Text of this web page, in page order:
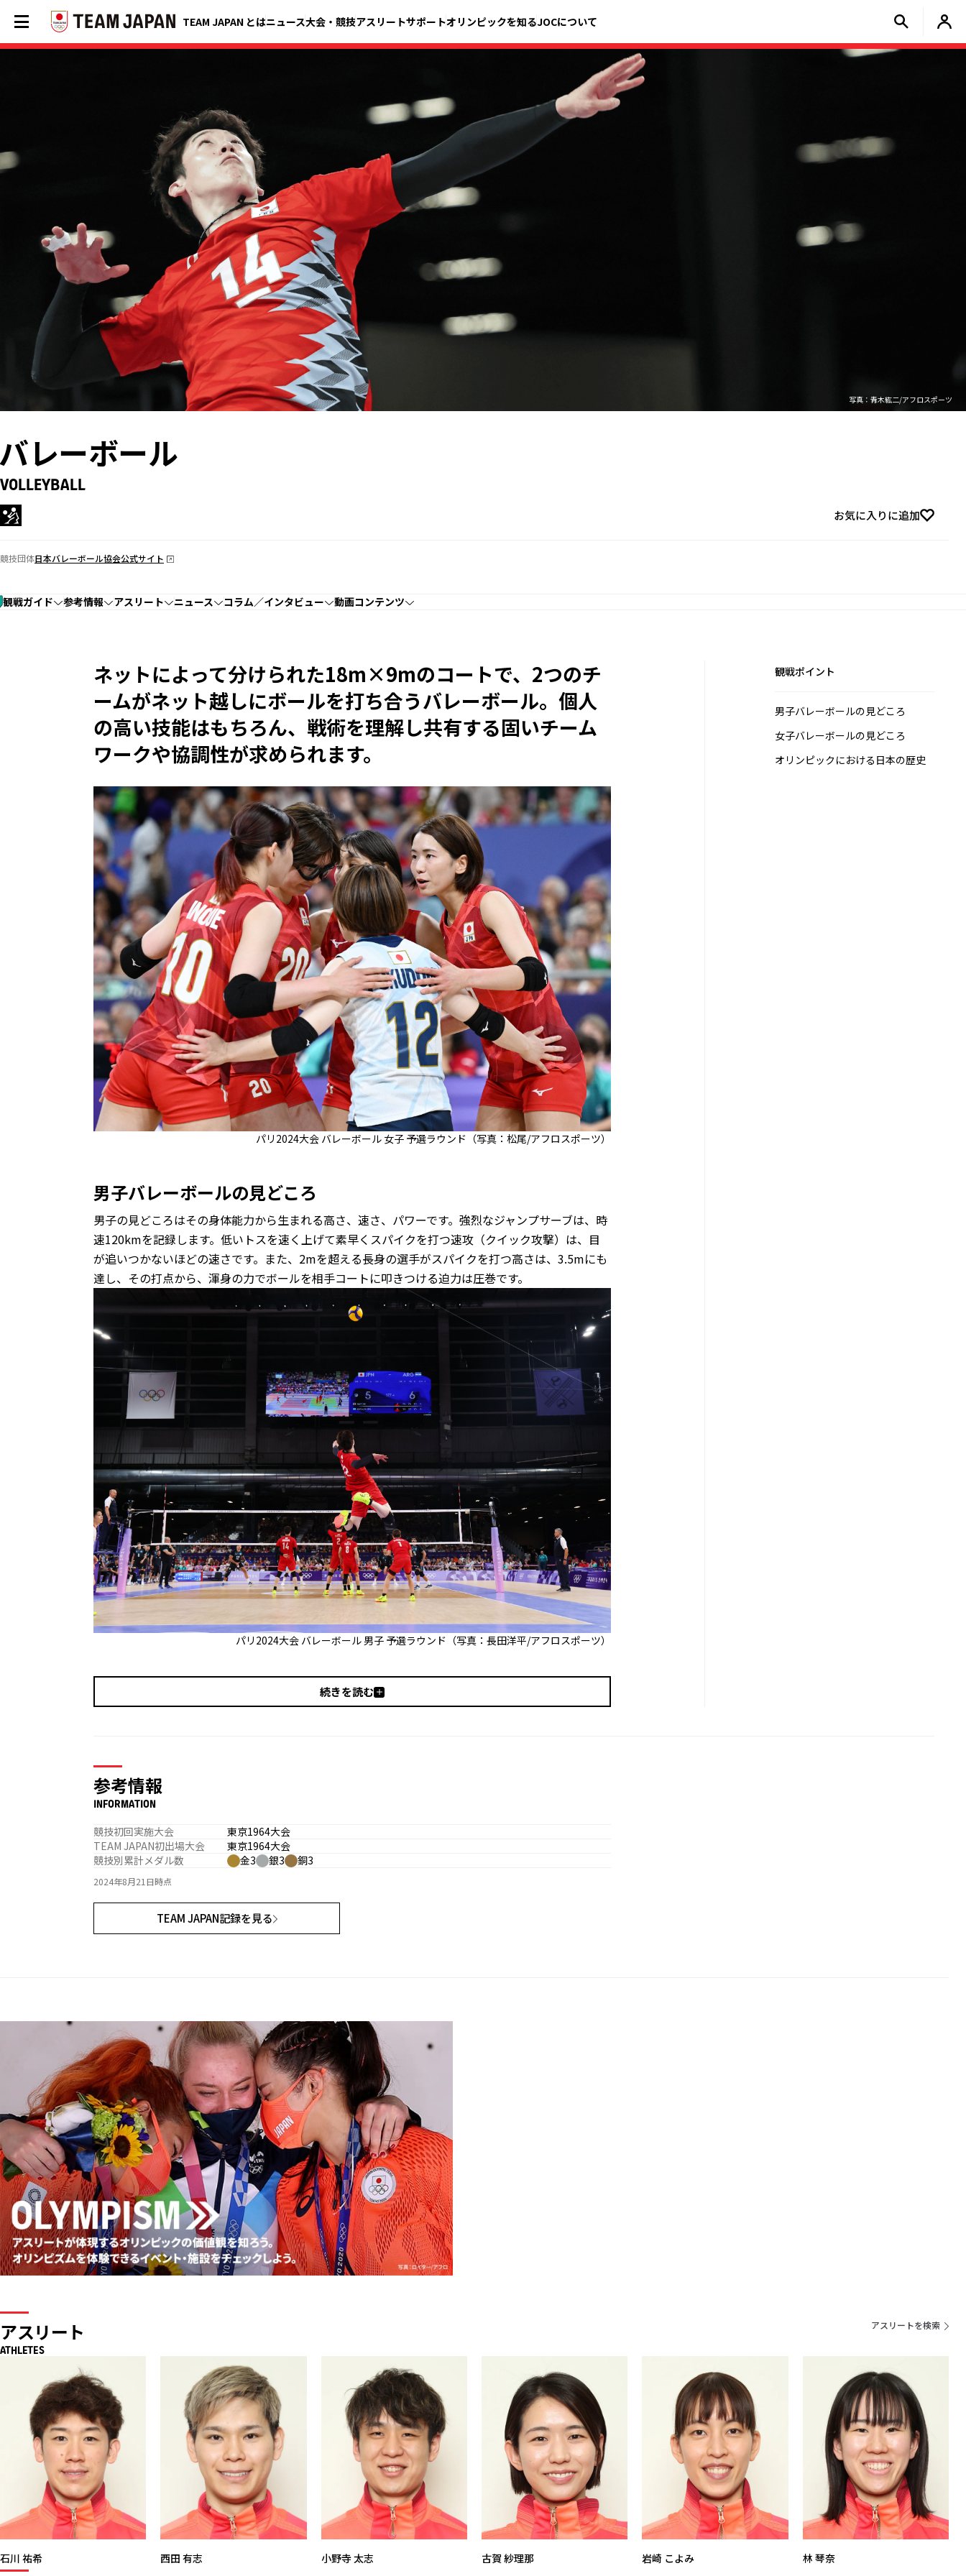
TEAM JAPAN とはニュース大会・競技アスリートサポートオリンピックを知るJOCについて
写真：青木紘二/アフロスポーツ
レーボール
VOLLEYBALL
お気に入りに追加
競技団体日本バレーボール協会公式サイト
観戦ガイド 参考情報 アスリート ニュース コラム／インタビュー 動画コンテンツ
ネットによって分けられた18m×9mのコートで、2つのチ
ームがネット越しにボールを打ち合うバレーボール。個人
の高い技能はもちろん、戦術を理解し共有する固いチーム
ワークや協調性が求められます。
パリ2024大会 バレーボール 女子 予選ラウンド（写真：松尾/アフロスポーツ）
男子バレーボールの見どころ
男子の見どころはその身体能力から生まれる高さ、速さ、パワーです。強烈なジャンプサーブは、時
速120kmを記録します。低いトスを速く上げて素早くスパイクを打つ速攻（クイック攻撃）は、目
が追いつかないほどの速さです。また、2mを超える長身の選手がスパイクを打つ高さは、3.5mにも
達し、その打点から、渾身の力でボールを相手コートに叩きつける迫力は圧巻です。
パリ2024大会 バレーボール 男子 予選ラウンド（写真：長田洋平/アフロスポーツ）
続きを読む
観戦ポイント
男子バレーボールの見どころ
女子バレーボールの見どころ
オリンピックにおける日本の歴史
参考情報
INFORMATION
競技初回実施大会
東京1964大会
TEAM JAPAN初出場大会
東京1964大会
競技別累計メダル数
金3 銀3 銅3
2024年8月21日時点
TEAM JAPAN記録を見る
アスリート
ATHLETES
アスリートを検索
石川 祐希 西田 有志 小野寺 太志 古賀 紗理那 岩崎 こよみ 林 琴奈